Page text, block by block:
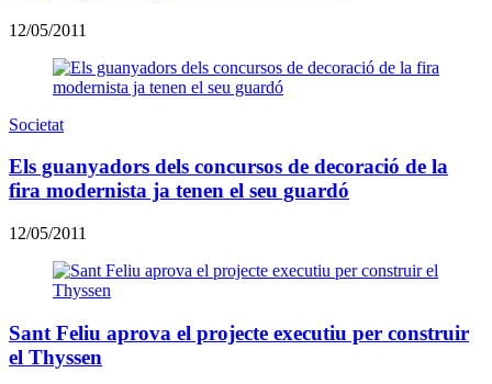
12/05/2011
Societat
Els guanyadors dels concursos de decoració de la
fira modernista ja tenen el seu guardó
12/05/2011
Sant Feliu aprova el projecte executiu per construir
el Thyssen